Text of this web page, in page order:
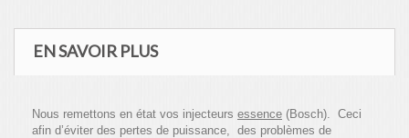
EN SAVOIR PLUS
Nous remettons en état vos injecteurs essence (Bosch). Ceci
afin d’éviter des pertes de puissance, des problèmes de